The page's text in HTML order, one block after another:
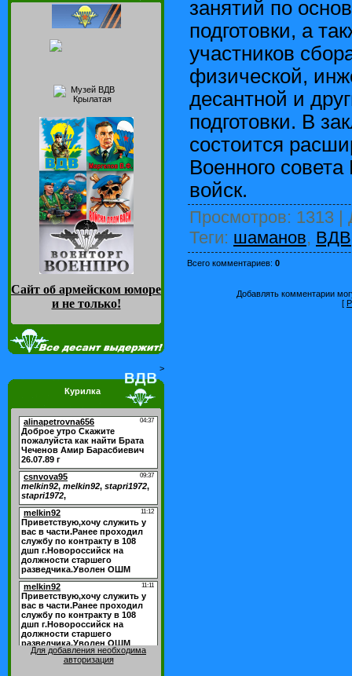
Сайт об армейском юморе
и не только!
>
Курилка
Для добавления необходима
авторизация
занятий по
подготовки, а
участников
физической,
десантной и
подготовки. В
состоится
Военного
войск.
Просмотров: 1313 |
Теги: шаманов, ВДВ
Всего комментариев: 0
Добавлять комментарии
[